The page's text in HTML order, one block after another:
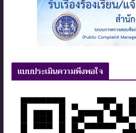
แบบประเมินความพึงพอใจ